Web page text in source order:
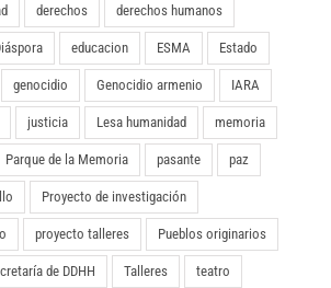
derechos derechos humanos
educacion ESMA Estado
genocidio Genocidio armenio IARA
justicia Lesa humanidad memoria
Parque de la Memoria pasante paz
Proyecto de investigación
proyecto talleres Pueblos originarios
de DDHH Talleres teatro